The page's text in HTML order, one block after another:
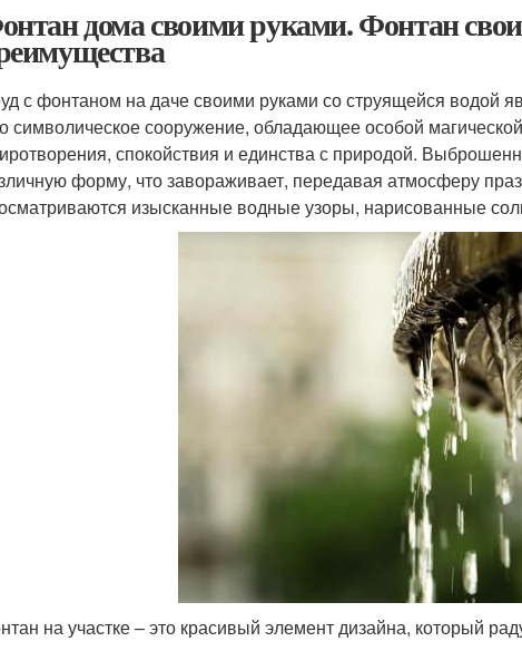
дома своими руками. Фонтан
с фонтаном на даче своими руками со струящейся водой
символическое сооружение, обладающее особой
спокойствия и единства с природой.
форму, что завораживает, передавая атмосферу
изысканные водные узоры, нарисованные
на участке – это красивый элемент дизайна, который